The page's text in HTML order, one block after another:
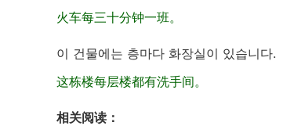
火车每三十分钟一班。
이 건물에는 층마다 화장실이 있습니다.
这栋楼每层楼都有洗手间。
相关阅读：